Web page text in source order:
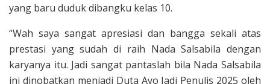
yang baru duduk dibangku kelas 10.
“Wah saya sangat apresiasi dan bangga sekali atas
prestasi yang sudah di raih Nada Salsabila dengan
karyanya itu. Jadi sangat pantaslah bila Nada Salsabila
ini dinobatkan menjadi Duta Ayo Jadi Penulis 2025 oleh